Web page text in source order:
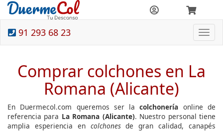
91 293 68 23
Comprar colchones en La
Romana (Alicante)
En Duermecol.com queremos ser lacolchonería online de
referencia para La Romana (Alicante). Nuestro personal tiene
amplia esperiencia en colchonesde gran calidad, canapés